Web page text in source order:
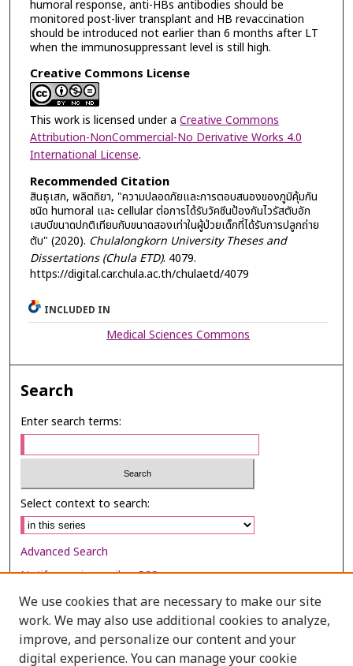
humoral response, anti-HBs antibodies should be
monitored post-liver transplant and HB revaccination
should be introduced not earlier than 6 months after LT
when the immunosuppressant level is still high.
Creative Commons License
This work is licensed under a Creative Commons
Attribution-NonCommercial-No Derivative Works 4.0
International License.
Recommended Citation
สินธุเสก, พลิตถิยา, "ความปลอดภัยและการตอบสนองของภูมิคุ้มกัน
ชนิด humoral และ cellular ต่อการได้รับวัคซีนป้องกันไวรัสตับอัก
เสบบีขนาดปกติเทียบกับขนาดสองเท่าในผู้ป่วยเด็กที่ได้รับการปลูกถ่าย
ตับ" (2020). Chulalongkorn University Theses and
Dissertations (Chula ETD). 4079.
https://digital.car.chula.ac.th/chulaetd/4079
INCLUDED IN
Medical Sciences Commons
Search
Enter search terms:
Select context to search:
Advanced Search
Notify me via email orRSS
Browse
Collections
Disciplines
We use cookies that are necessary to make our site
work. We may also use additional cookies to analyze,
improve, and personalize our content and your
digital experience. You can manage your cookie